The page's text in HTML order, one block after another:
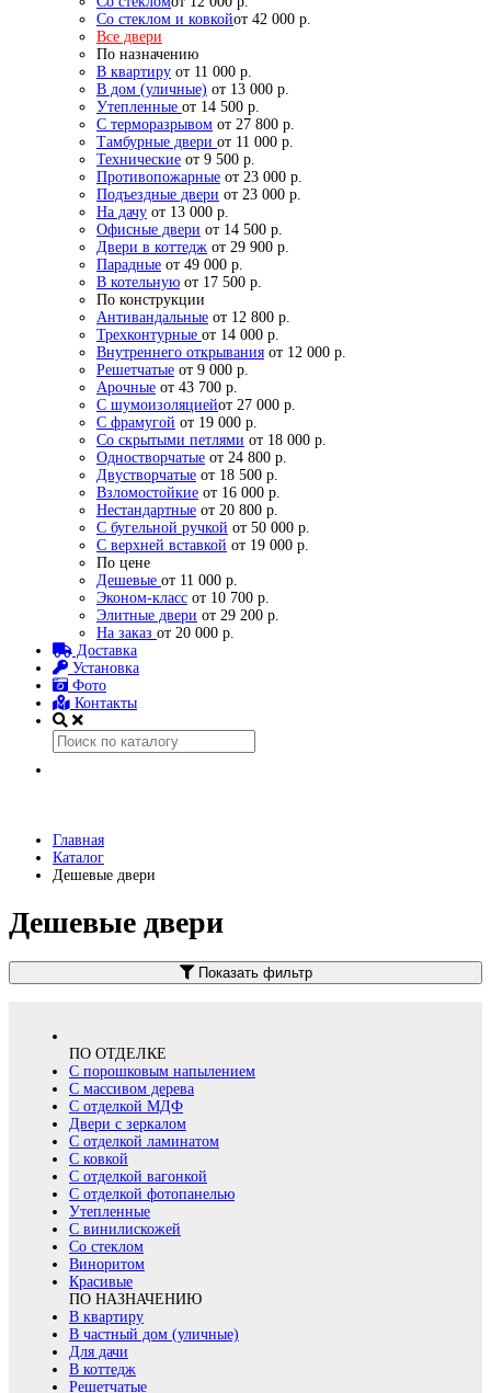
Со стеклом и ковкойот 42 000 р.
Все двери
По назначению
В квартиру от 11 000 р.
В дом (уличные) от 13 000 р.
Утепленные от 14 500 р.
С терморазрывом от 27 800 р.
Тамбурные двери от 11 000 р.
Технические от 9 500 р.
Противопожарные от 23 000 р.
Подъездные двери от 23 000 р.
На дачу от 13 000 р.
Офисные двери от 14 500 р.
Двери в коттедж от 29 900 р.
Парадные от 49 000 р.
В котельную от 17 500 р.
По конструкции
Антивандальные от 12 800 р.
Трехконтурные от 14 000 р.
Внутреннего открывания от 12 000 р.
Решетчатые от 9 000 р.
Арочные от 43 700 р.
С шумоизоляциейот 27 000 р.
С фрамугой от 19 000 р.
Со скрытыми петлями от 18 000 р.
Одностворчатые от 24 800 р.
Двустворчатые от 18 500 р.
Взломостойкие от 16 000 р.
Нестандартные от 20 800 р.
С бугельной ручкой от 50 000 р.
С верхней вставкой от 19 000 р.
По цене
Дешевые от 11 000 р.
Эконом-класс от 10 700 р.
Элитные двери от 29 200 р.
На заказ от 20 000 р.
Доставка
Установка
Фото
Контакты
Главная
Каталог
Дешевые двери
Дешевые двери
Показать фильтр
ПО ОТДЕЛКЕ
С порошковым напылением
С массивом дерева
С отделкой МДФ
Двери с зеркалом
С отделкой ламинатом
С ковкой
С отделкой вагонкой
С отделкой фотопанелью
Утепленные
С винилискожей
Со стеклом
Виноритом
Красивые
ПО НАЗНАЧЕНИЮ
В квартиру
В частный дом (уличные)
Для дачи
В коттедж
Решетчатые